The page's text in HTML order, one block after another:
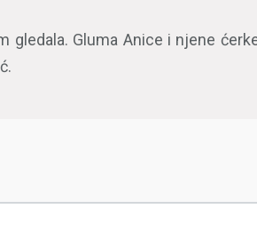
gledala. Gluma Anice i njene